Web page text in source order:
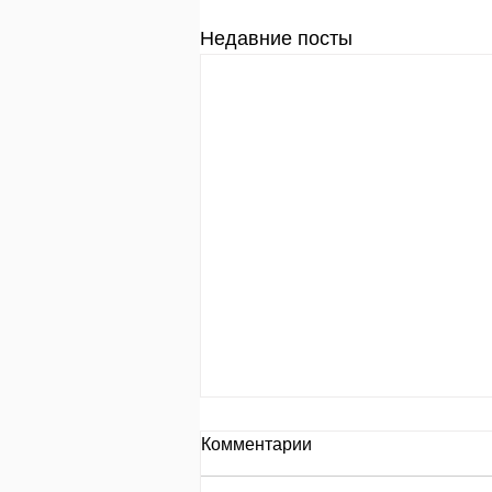
Недавние посты
День за днем.
День 653 Пр.24:8: «Кто
Комментарии